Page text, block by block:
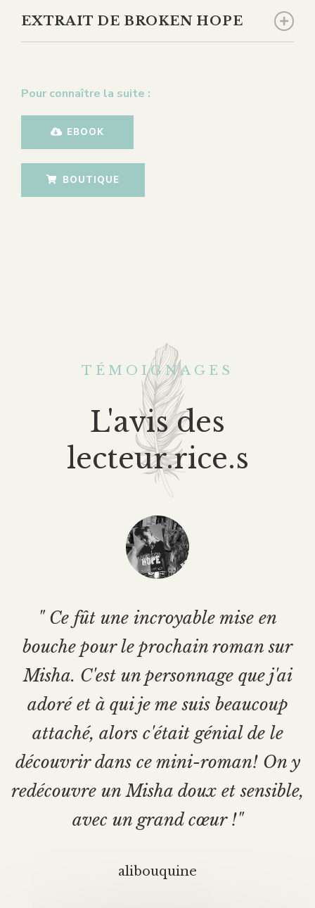
EXTRAIT DE BROKEN HOPE
Pour connaître la suite :
EBOOK
BOUTIQUE
TÉMOIGNAGES
L'avis des
lecteur.rice.s
" Ce fût une incroyable mise en
bouche pour le prochain roman sur
Misha. C'est un personnage que j'ai
adoré et à qui je me suis beaucoup
attaché, alors c'était génial de le
découvrir dans ce mini-roman! On y
redécouvre un Misha doux et sensible,
avec un grand cœur !"
alibouquine